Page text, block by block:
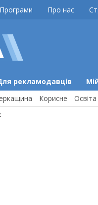
Програми Про нас
рекламодавців
Корисне Освіта